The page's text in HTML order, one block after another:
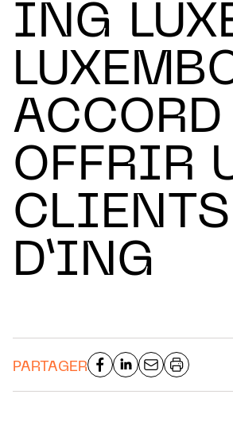
ING
ACCORD
OFFRIR
D’ING
PARTAGER